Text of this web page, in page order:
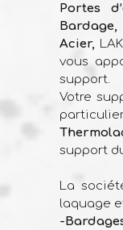
Portes
Bardage,
Acier,
vous
support.
Votre
support
La
laquage
-